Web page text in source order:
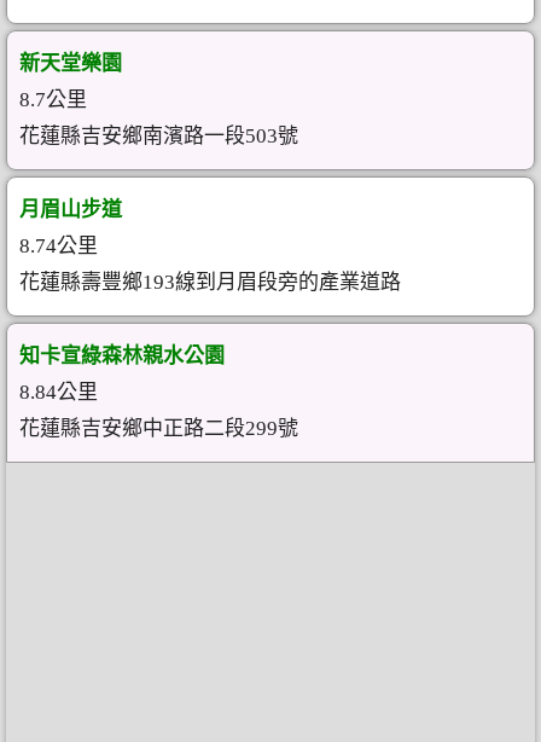
新天堂樂園
8.7公里
花蓮縣吉安鄉南濱路一段503號
月眉山步道
8.74公里
花蓮縣壽豐鄉193線到月眉段旁的產業道路
知卡宣綠森林親水公園
8.84公里
花蓮縣吉安鄉中正路二段299號